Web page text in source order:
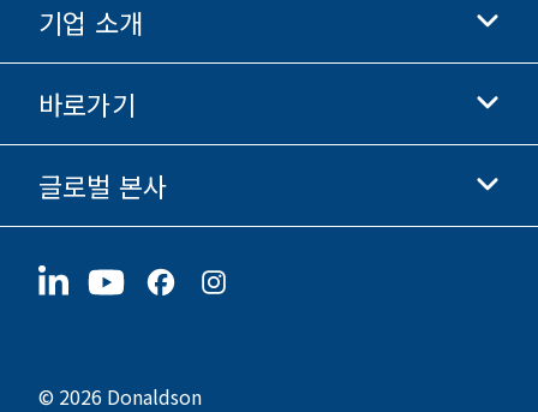
Donaldson 생명과학
Donaldson 쇼핑
기업 소개
기업 정보
윤리 및 준법 경영
채용 정보
바로가기
투자자 정보
협력업체
지속가능성
글로벌 본사
1400 W 94th Street
© 2026 Donaldson